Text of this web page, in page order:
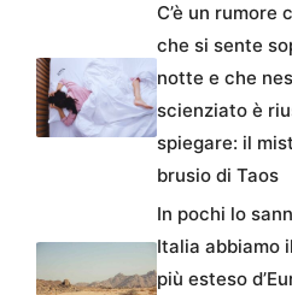
C’è un rumore
che si sente
notte e che
scienziato è
spiegare: il
brusio di Taos
In pochi lo
Italia abbiamo
più esteso